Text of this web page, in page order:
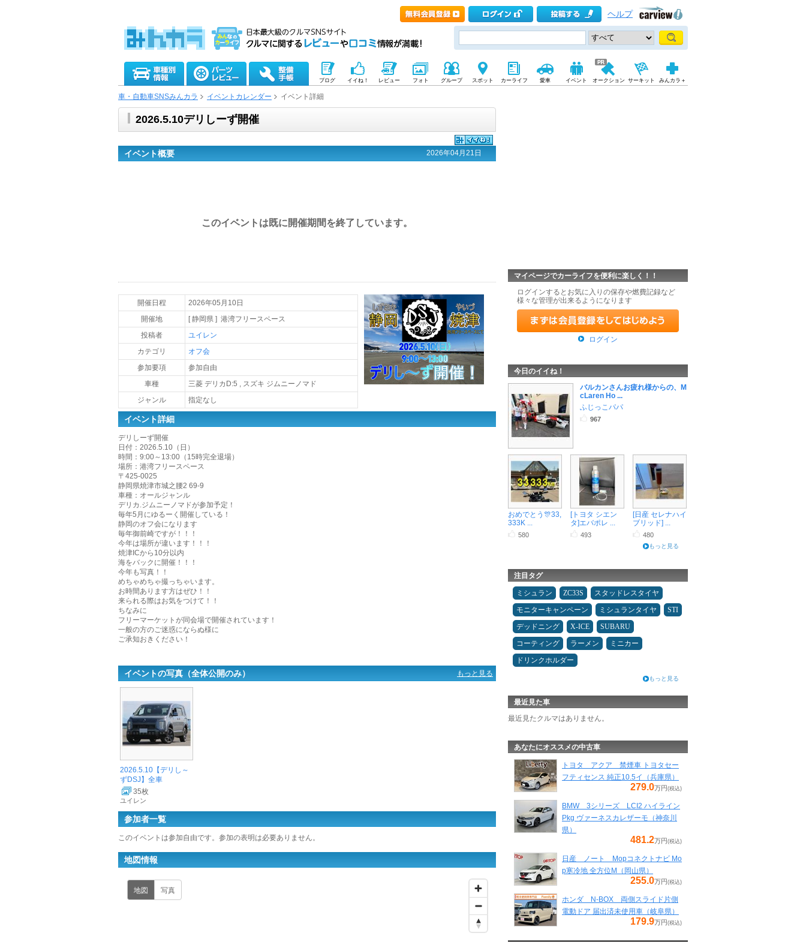
ヘルプ
ブログ イイね！ レビュー フォト グループ スポット カーライフ 愛車 イベント オークション サーキット みんカラ＋
車・自動車SNSみんカラ イベントカレンダー イベント詳細
2026.5.10デリしーず開催
イベント概要 2026年04月21日
このイベントは既に開催期間を終了しています。
開催日程
2026年05月10日
開催地
[ 静岡県 ] 港湾フリースペース
投稿者
ユイレン
カテゴリ
オフ会
参加要項
参加自由
車種
三菱 デリカD:5 , スズキ ジムニーノマド
ジャンル
指定なし
イベント詳細
デリしーず開催
日付：2026.5.10（日）
時間：9:00～13:00（15時完全退場）
場所：港湾フリースペース
〒425-0025
静岡県焼津市城之腰2 69-9
車種：オールジャンル
デリカ.ジムニーノマドが参加予定！
毎年5月にゆるーく開催している！
静岡のオフ会になります
毎年御前崎ですが！！！
今年は場所が違います！！！
焼津ICから10分以内
海をバックに開催！！！
今年も写真！！
めちゃめちゃ撮っちゃいます。
お時間あります方はぜひ！！
来られる際はお気をつけて！！
ちなみに
フリーマーケットが同会場で開催されています！
一般の方のご迷惑にならぬ様に
ご承知おきください！
イベントの写真（全体公開のみ） もっと見る
2026.5.10【デリし～
ずDSJ】全車
35枚
ユイレン
参加者一覧
このイベントは参加自由です。参加の表明は必要ありません。
地図情報
地図 写真
マイページでカーライフを便利に楽しく！！
ログインするとお気に入りの保存や燃費記録など
様々な管理が出来るようになります
ログイン
今日のイイね！
バルカンさんお疲れ様からの、M
cLaren Ho ...
ふじっこパパ
967
おめでとう🎊33,
333K ...
580
[トヨタ シエン
タ]エバポレ ...
493
[日産 セレナハイ
ブリッド] ...
480
もっと見る
注目タグ
ミシュラン ZC33S
スタッドレスタイヤ
モニターキャンペーン
ミシュランタイヤ
STI
デッドニング
X-ICE
SUBARU
コーティング
ラーメン
ミニカー
ドリンクホルダー
もっと見る
最近見た車
最近見たクルマはありません。
あなたにオススメの中古車
トヨタ アクア 禁煙車 トヨタセー
フティセンス 純正10.5イ（兵庫県）
279.0万円(税込)
BMW 3シリーズ LCI2 ハイライン
Pkg ヴァーネスカレザーモ（神奈川
県）
481.2万円(税込)
日産 ノート Mopコネクトナビ Mo
p寒冷地 全方位M（岡山県）
255.0万円(税込)
ホンダ N-BOX 両側スライド片側
電動ドア 届出済未使用車（岐阜県）
179.9万円(税込)